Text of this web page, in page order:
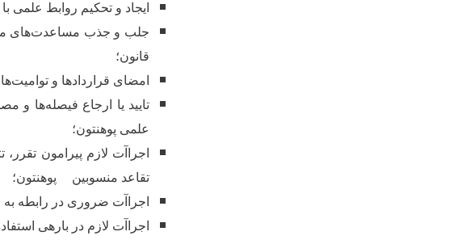
ایجاد و تحکیم روابط علمی
جلب و جذب مساعدتهای
قانون؛
امضای قراردادها و توامیت
تایید یا ارجاع فیصلهها و
علمی پوهنتون؛
اجراآت لازم پیرامون تقرر،
تقاعد منسوبین
پوهنتون؛
اجراآت ضروری در رابطه به
اجراآت لازم در باره‏ی